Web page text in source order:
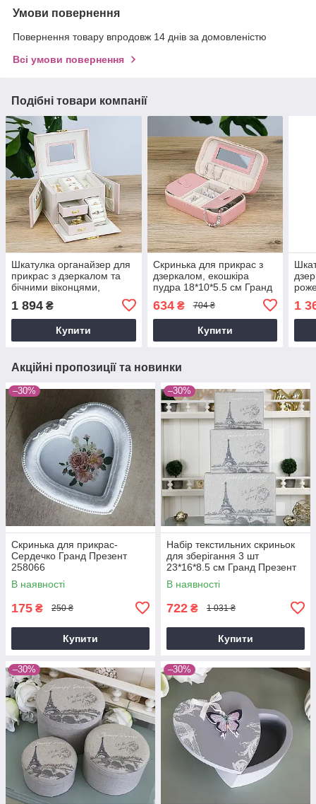
Умови повернення
Повернення товару впродовж 14 днів за домовленістю
Всі умови повернення
Подібні товари компанії
Шкатулка органайзер для
прикрас з дзеркалом та
бічними віконцями,
екошкіра пудра 17.5*14*13
см Гранд Презент JZ-010-
1
1 894 ₴
Купити
Скринька для прикрас з
дзеркалом, екошкіра
пудра 18*10*5.5 см Гранд
634₴ 704 ₴
Купити
1
Акційні пропозиції та новинки
–30%
Скринька для прикрас-
Сердечко Гранд Презент
258066
В наявності
175 ₴ 250 ₴
Купити
–30%
Набір текстильних скриньок
для зберігання 3 шт
23*16*8.5 см Гранд Презент
GM09-J6033SML
В наявності
722 ₴ 1 031 ₴
Купити
–30% –30%